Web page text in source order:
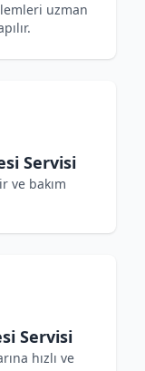
uzman
Servisi
ve bakım
Servisi
hızlı ve